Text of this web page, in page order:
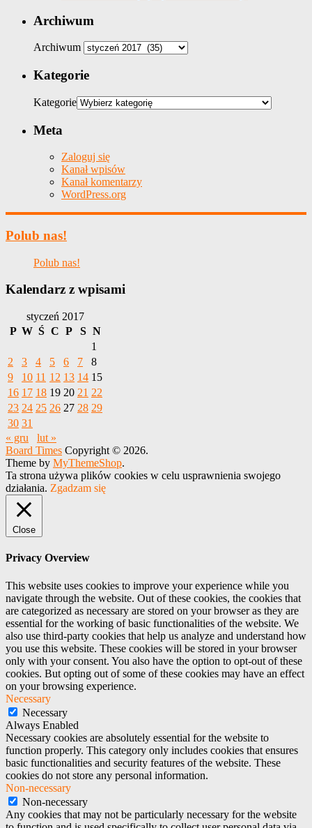
Archiwum
Archiwum
Kategorie
Kategorie
Meta
Zaloguj się
Kanał wpisów
Kanał komentarzy
WordPress.org
Polub nas!
Polub nas!
Kalendarz z wpisami
styczeń 2017
P W Ś C P S N
1
2
3 4 5 6 7
8
9
10 11 12 13 14 15
16 17 18 19 20 21 22
23 24 25 26 27 28 29
30 31
« gru
lut »
Board Times Copyright © 2026.
Theme by MyThemeShop.
Ta strona używa plików cookies w celu usprawnienia swojego
działania. Zgadzam się
Close
Privacy Overview
This website uses cookies to improve your experience while you
navigate through the website. Out of these cookies, the cookies that
are categorized as necessary are stored on your browser as they are
essential for the working of basic functionalities of the website. We
also use third-party cookies that help us analyze and understand how
you use this website. These cookies will be stored in your browser
only with your consent. You also have the option to opt-out of these
cookies. But opting out of some of these cookies may have an effect
on your browsing experience.
Necessary
Necessary
Always Enabled
Necessary cookies are absolutely essential for the website to
function properly. This category only includes cookies that ensures
basic functionalities and security features of the website. These
cookies do not store any personal information.
Non-necessary
Non-necessary
Any cookies that may not be particularly necessary for the website